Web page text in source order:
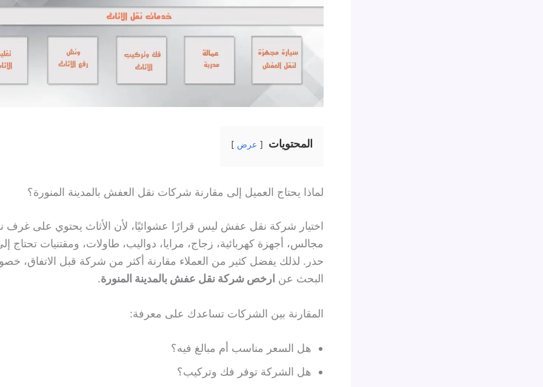
المحتويات عرض
لماذا يحتاج العميل إلى مقارنة شركات نقل العفش بالمدينة المنورة؟
اختيار شركة نقل عفش ليس قرارًا عشوائيًا، لأن الأثاث يحتوي على غرف
مجالس، أجهزة كهربائية، زجاج، مرايا، دواليب، طاولات، ومقتنيات تحتاج
حذر. لذلك يفضل كثير من العملاء مقارنة أكثر من شركة قبل الاتفاق،
البحث عن ارخص شركة نقل عفش بالمدينة المنورة.
المقارنة بين الشركات تساعدك على معرفة:
هل السعر مناسب أم مبالغ فيه؟
هل الشركة توفر فك وتركيب؟